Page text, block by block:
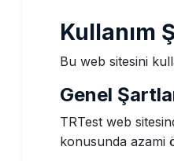
Kullanım
Bu web sitesini
Genel
TRTest web
konusunda azami